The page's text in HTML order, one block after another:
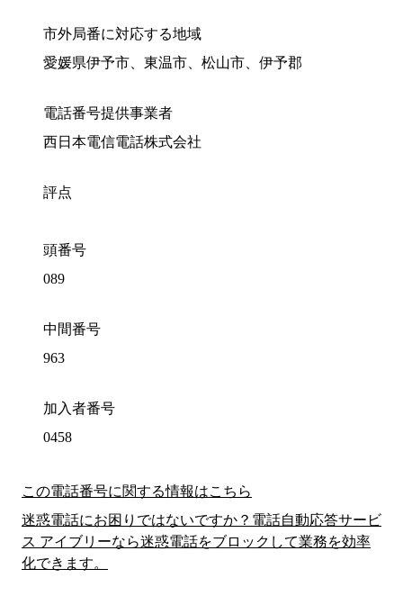
市外局番に対応する地域
愛媛県伊予市、東温市、松山市、伊予郡
電話番号提供事業者
西日本電信電話株式会社
評点
頭番号
089
中間番号
963
加入者番号
0458
この電話番号に関する情報はこちら
迷惑電話にお困りではないですか？電話自動応答サービ
ス アイブリーなら迷惑電話をブロックして業務を効率
化できます。